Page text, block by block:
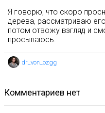
Я говорю, что скоро
дерева, рассматриваю
потом отвожу взгляд и
просыпаюсь.
dr_von_ozgg
комментариев нет